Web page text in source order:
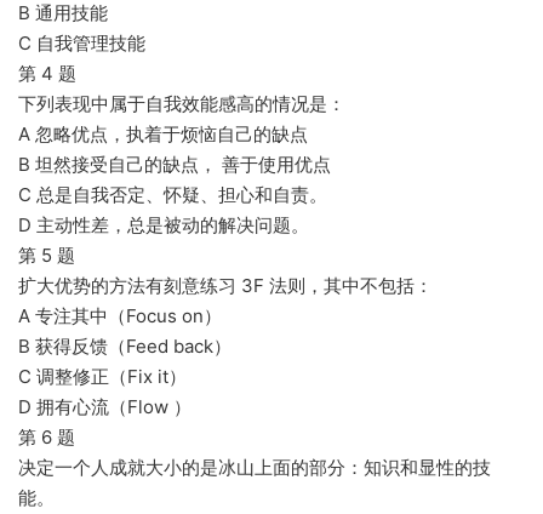
B 通用技能
C 自我管理技能
第 4 题
下列表现中属于自我效能感高的情况是：
A 忽略优点，执着于烦恼自己的缺点
B 坦然接受自己的缺点， 善于使用优点
C 总是自我否定、怀疑、担心和自责。
D 主动性差，总是被动的解决问题。
第 5 题
扩大优势的方法有刻意练习 3F 法则，其中不包括：
A 专注其中（Focus on）
B 获得反馈（Feed back）
C 调整修正（Fix it）
D 拥有心流（Flow ）
第 6 题
决定一个人成就大小的是冰山上面的部分：知识和显性的技
能。